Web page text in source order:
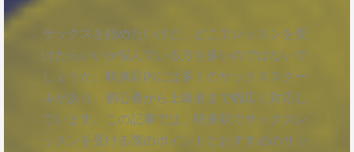
サックスを始めたいけど、どこでレッスンを受
けたらいいか悩んでいる方も多いのではないで
しょうか。咲来駅内には多くのサックススクー
ルがあり、初心者から上級者まで幅広く対応し
ています。この記事では、咲来駅でサックスレ
ッスンを受ける際のポイントとおすすめのサッ